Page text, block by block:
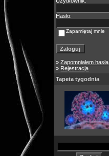
Hasło:
Zapamiętaj mnie
»Zapomniałem hasła
» Rejestracja
Tapeta tygodnia